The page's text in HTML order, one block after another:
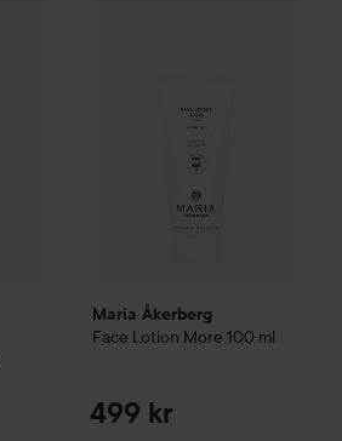
Maria Åkerberg
Face Lotion More 100 ml
499 kr